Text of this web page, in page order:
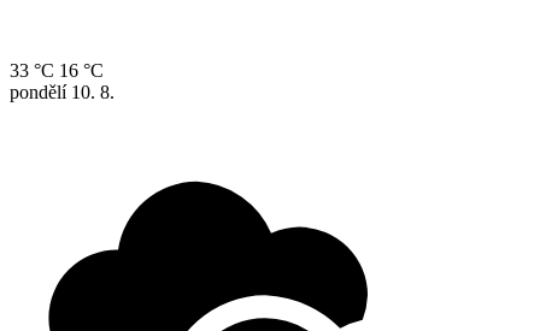
33 °C 16 °C
pondělí 10. 8.